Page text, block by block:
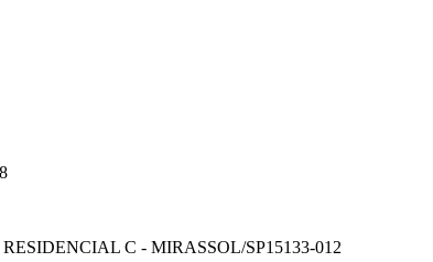
C - MIRASSOL/SP15133-012